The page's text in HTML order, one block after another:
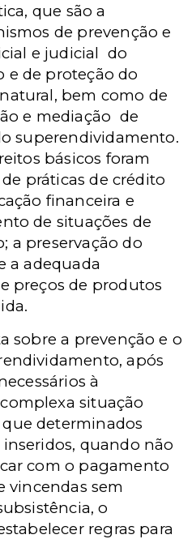
que são a
de prevenção e
e judicial do
e de proteção do
bem como de
e mediação de
superendividamento.
básicos foram
práticas de crédito
financeira e
de situações de
a preservação do
a adequada
preços de produtos
sobre a prevenção e o
após
à
situação
determinados
quando não
com o pagamento
vincendas sem
o
regras para